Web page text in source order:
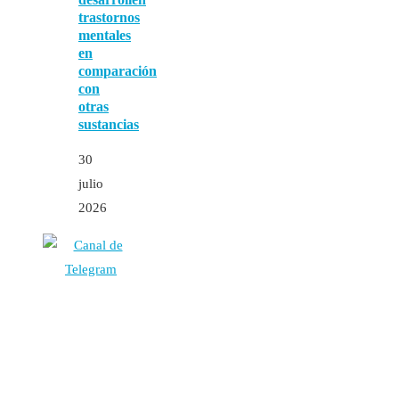
trastornos
mentales
en
comparación
con
otras
sustancias
30
julio
2026